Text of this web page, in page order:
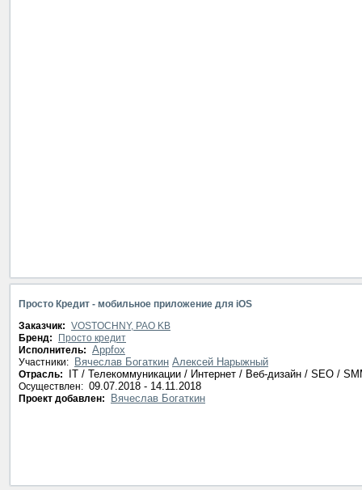
Просто Кредит - мобильное приложение для iOS
Заказчик: VOSTOCHNY, PAO KB
Бренд:
Просто кредит
Исполнитель: Appfox
Участники: Вячеслав Богаткин Алексей Нарыжный
Отрасль: IT / Телекоммуникации / Интернет / Веб-дизайн / SEO /
Осуществлен: 09.07.2018 - 14.11.2018
Проект добавлен: Вячеслав Богаткин